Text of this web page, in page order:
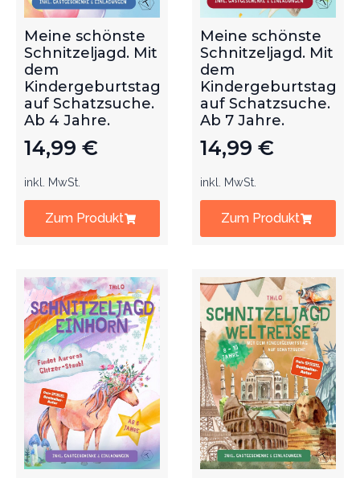
Meine schönste
Schnitzeljagd. Mit
dem
Kindergeburtstag
auf Schatzsuche.
Ab 4 Jahre.
14,99 €
inkl. MwSt.
Zum Produkt
Meine schönste
Schnitzeljagd. Mit
dem
Kindergeburtstag
auf Schatzsuche.
Ab 7 Jahre.
14,99 €
inkl. MwSt.
Zum Produkt